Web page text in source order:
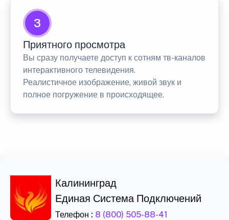
3
Приятного просмотра
Вы сразу получаете доступ к сотням тв-каналов
интерактивного телевидения.
Реалистичное изображение, живой звук и
полное погружение в происходящее.
Калининград
Единая Система Подключений
Телефон : 8 (800) 505-88-41